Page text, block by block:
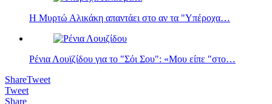
Η Μυρτώ Αλικάκη απαντάει στο αν τα "Υπέροχα…
Ρένια Λουϊζίδου για το "Σόι Σου": «Μου είπε "στο…
ShareTweet
Tweet
Share